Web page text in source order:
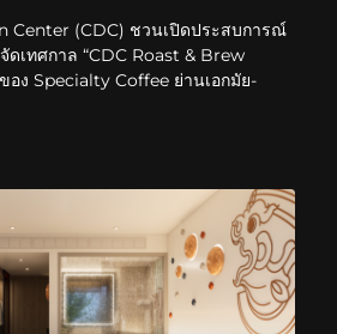
Center (CDC) ชวนเปิดประสบการณ์
ดเทศกาล “CDC Roast & Brew
อง Specialty Coffee ย่านเอกมัย-